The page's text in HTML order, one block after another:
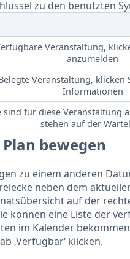
zu den benutzten
Veranstaltung,
anzumelden
Veranstaltung, klicken
Informationen
sind für diese Veranstaltung
stehen auf der
bewegen
zu einem anderen
neben dem
auf der
können eine Liste der
im Kalender
‚Verfügbar‘ klicken.